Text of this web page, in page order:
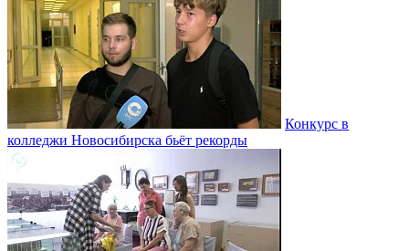
Конкурс в
колледжи Новосибирска бьёт рекорды